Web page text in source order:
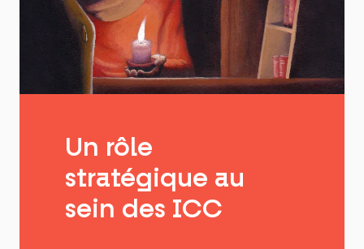
Un rôle
stratégique au
sein des ICC